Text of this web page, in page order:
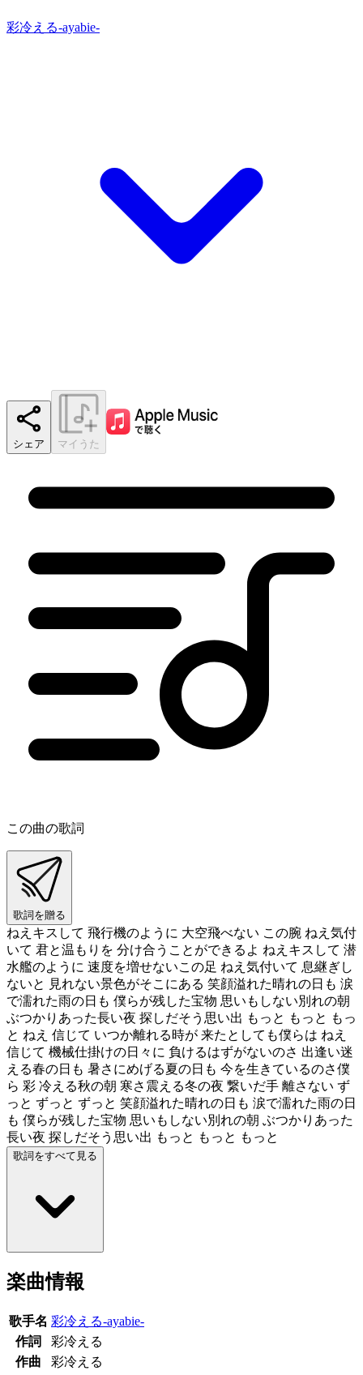
彩冷える-ayabie-
シェア マイうた
この曲の歌詞
歌詞を贈る
ねえキスして 飛行機のように 大空飛べない この腕 ねえ気付
いて 君と温もりを 分け合うことができるよ ねえキスして 潜
水艦のように 速度を増せないこの足 ねえ気付いて 息継ぎし
ないと 見れない景色がそこにある 笑顔溢れた晴れの日も 涙
で濡れた雨の日も 僕らが残した宝物 思いもしない別れの朝
ぶつかりあった長い夜 探しだそう思い出 もっと もっと もっ
と ねえ 信じて いつか離れる時が 来たとしても僕らは ねえ
信じて 機械仕掛けの日々に 負けるはずがないのさ 出逢い迷
える春の日も 暑さにめげる夏の日も 今を生きているのさ僕
ら 彩 冷える秋の朝 寒さ震える冬の夜 繋いだ手 離さない ず
っと ずっと ずっと 笑顔溢れた晴れの日も 涙で濡れた雨の日
も 僕らが残した宝物 思いもしない別れの朝 ぶつかりあった
長い夜 探しだそう思い出 もっと もっと もっと
歌詞をすべて見る
楽曲情報
歌手名 彩冷える-ayabie-
作詞
彩冷える
作曲
彩冷える